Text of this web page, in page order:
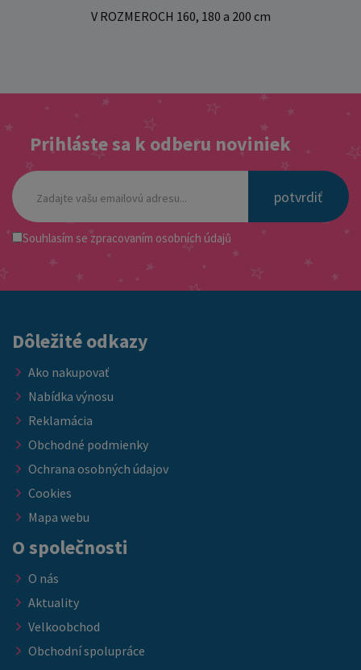
V ROZMEROCH 160, 180 a 200 cm
Prihláste sa k odberu noviniek
potvrdiť
Souhlasím se zpracovaním osobních údajů
Dôležité odkazy
Ako nakupovať
Nabídka výnosu
Reklamácia
Obchodné podmienky
Ochrana osobných údajov
Cookies
Mapa webu
O společnosti
O nás
Aktuality
Velkoobchod
Obchodní spolupráce